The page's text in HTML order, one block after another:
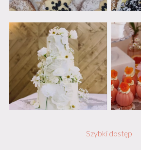
Szybki dostęp